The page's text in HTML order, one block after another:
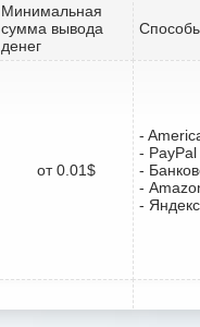
Минимальная
сумма вывода
денег
от 0.01$
-
- PayPal
-
-
-